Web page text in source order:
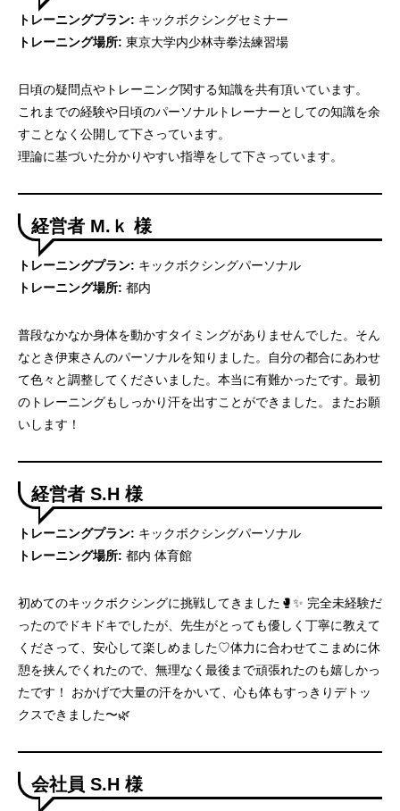
トレーニングプラン: キックボクシングセミナー
トレーニング場所: 東京大学内少林寺拳法練習場
日頃の疑問点やトレーニング関する知識を共有頂いています。
これまでの経験や日頃のパーソナルトレーナーとしての知識を余
すことなく公開して下さっています。
理論に基づいた分かりやすい指導をして下さっています。
経営者 M.ｋ 様
トレーニングプラン: キックボクシングパーソナル
トレーニング場所: 都内
普段なかなか身体を動かすタイミングがありませんでした。そん
なとき伊東さんのパーソナルを知りました。自分の都合にあわせ
て色々と調整してくださいました。本当に有難かったです。最初
のトレーニングもしっかり汗を出すことができました。またお願
いします！
経営者 S.H 様
トレーニングプラン: キックボクシングパーソナル
トレーニング場所: 都内 体育館
初めてのキックボクシングに挑戦してきました🥊✨ 完全未経験だ
ったのでドキドキでしたが、先生がとっても優しく丁寧に教えて
くださって、安心して楽しめました♡体力に合わせてこまめに休
憩を挟んでくれたので、無理なく最後まで頑張れたのも嬉しかっ
たです！ おかげで大量の汗をかいて、心も体もすっきりデトッ
クスできました〜🌿
会社員 S.H 様